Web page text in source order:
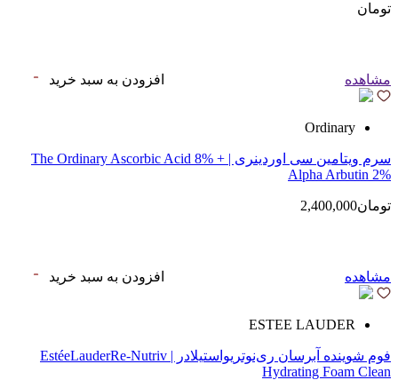
تومان
مشاهده افزودن به سبد خرید
Ordinary
سرم ویتامین سی اوردینری | The Ordinary Ascorbic Acid 8% +
Alpha Arbutin 2%
تومان2,400,000
مشاهده افزودن به سبد خرید
ESTEE LAUDER
فوم شوینده آبرسان ری‌نوتریواستیلادر | EstéeLauderRe-Nutriv
Hydrating Foam Clean